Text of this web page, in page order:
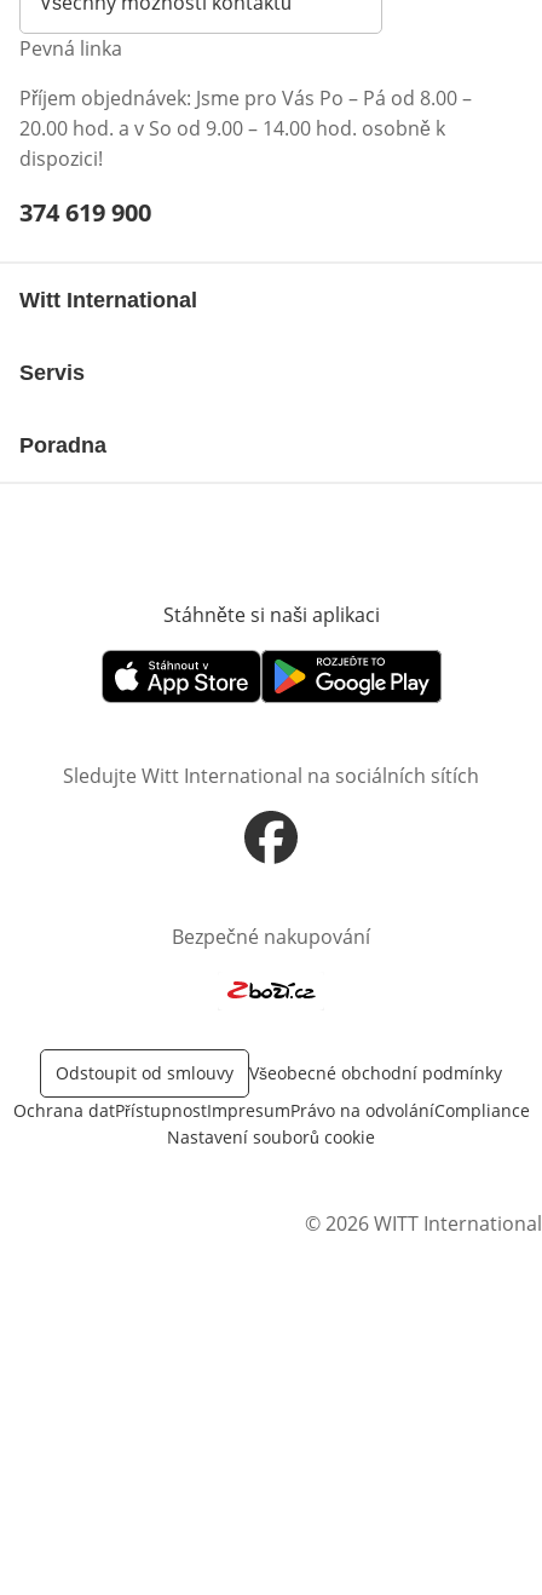
Pevná linka
Příjem objednávek: Jsme pro Vás Po – Pá od 8.00 –
20.00 hod. a v So od 9.00 – 14.00 hod. osobně k
dispozici!
Telefonní číslo:
374 619 900
Witt International
Servis
Poradna
Stáhněte si naši aplikaci
Otevře v novém okněOtevře v novém okně
Sledujte Witt International na sociálních sítích
Otevře v novém okně
Bezpečné nakupování
Odstoupit od smlouvy
Všeobecné obchodní podmínky
Ochrana datPřístupnostImpresumPrávo na odvoláníCompliance
Nastavení souborů cookie
© 2026 WITT International